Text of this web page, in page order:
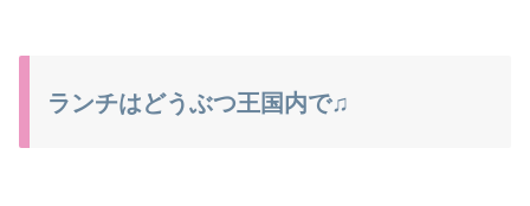
ランチはどうぶつ王国内で♫